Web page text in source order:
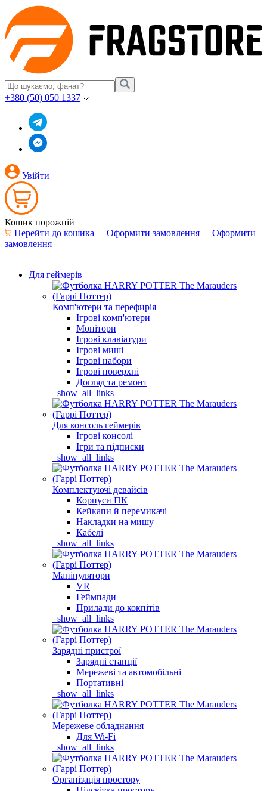
+380 (50) 050 1337
Увійти
Кошик порожній
Перейти до кошика
Оформити замовлення
Оформити
замовлення
Для геймерів
Комп'ютери та перефирія
Ігрові комп'ютери
Монітори
Ігрові клавіатури
Ігрові миші
Ігрові набори
Ігрові поверхні
Догляд та ремонт
_show_all_links
Для консоль геймерів
Ігрові консолі
Ігри та підписки
_show_all_links
Комплектуючі девайсів
Корпуси ПК
Кейкапи й перемикачі
Накладки на мишу
Кабелі
_show_all_links
Маніпулятори
VR
Геймпади
Прилади до кокпітів
_show_all_links
Зарядні пристрої
Зарядні станції
Мережеві та автомобільні
Портативні
_show_all_links
Мережеве обладнання
Для Wi-Fi
_show_all_links
Організація простору